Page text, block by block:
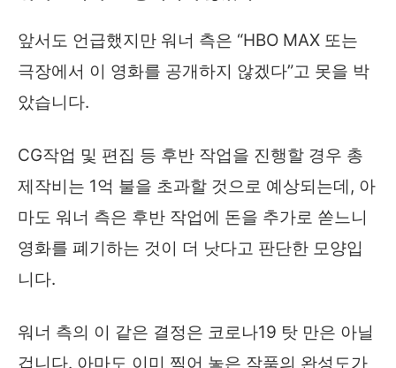
앞서도 언급했지만 워너 측은 “HBO MAX 또는
극장에서 이 영화를 공개하지 않겠다”고 못을 박
았습니다.
CG작업 및 편집 등 후반 작업을 진행할 경우 총
제작비는 1억 불을 초과할 것으로 예상되는데, 아
마도 워너 측은 후반 작업에 돈을 추가로 쏟느니
영화를 폐기하는 것이 더 낫다고 판단한 모양입
니다.
워너 측의 이 같은 결정은 코로나19 탓 만은 아닐
겁니다. 아마도 이미 찍어 놓은 작품의 완성도가